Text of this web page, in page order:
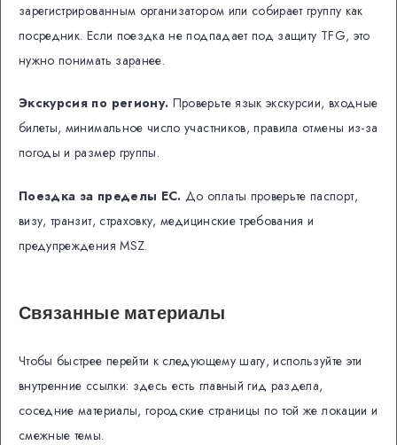
зарегистрированным организатором или собирает группу как
посредник. Если поездка не подпадает под защиту TFG, это
нужно понимать заранее.
Экскурсия по региону. Проверьте язык экскурсии, входные
билеты, минимальное число участников, правила отмены из-за
погоды и размер группы.
Поездка за пределы ЕС. До оплаты проверьте паспорт,
визу, транзит, страховку, медицинские требования и
предупреждения MSZ.
Связанные материалы
Чтобы быстрее перейти к следующему шагу, используйте эти
внутренние ссылки: здесь есть главный гид раздела,
соседние материалы, городские страницы по той же локации и
смежные темы.